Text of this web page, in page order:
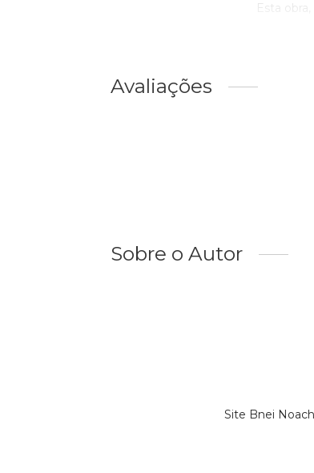
Esta
Avaliações
Sobre o Autor
Site Bnei